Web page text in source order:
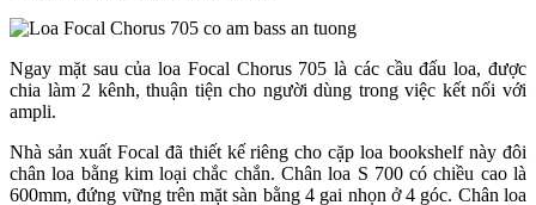
Ngay mặt sau của loa Focal Chorus 705 là các cầu đấu loa, được
chia làm 2 kênh, thuận tiện cho người dùng trong việc kết nối với
ampli.
Nhà sản xuất Focal đã thiết kế riêng cho cặp loa bookshelf này đôi
chân loa bằng kim loại chắc chắn. Chân loa S 700 có chiều cao là
600mm, đứng vững trên mặt sàn bằng 4 gai nhọn ở 4 góc. Chân loa